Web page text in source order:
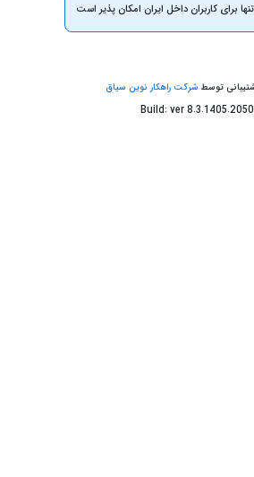
برای کاربران داخل ایران امکان پذیر است
توسط شرکت راهکار نوین سیاق
Build: ver